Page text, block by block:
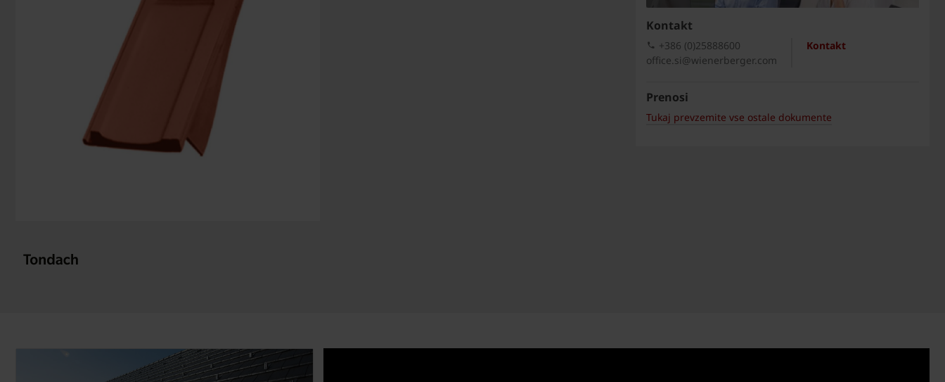
Kontakt
Kontakt
+386 (0)25888600
office.si@wienerberger.com
Prenosi
Tukaj prevzemite vse ostale dokumente